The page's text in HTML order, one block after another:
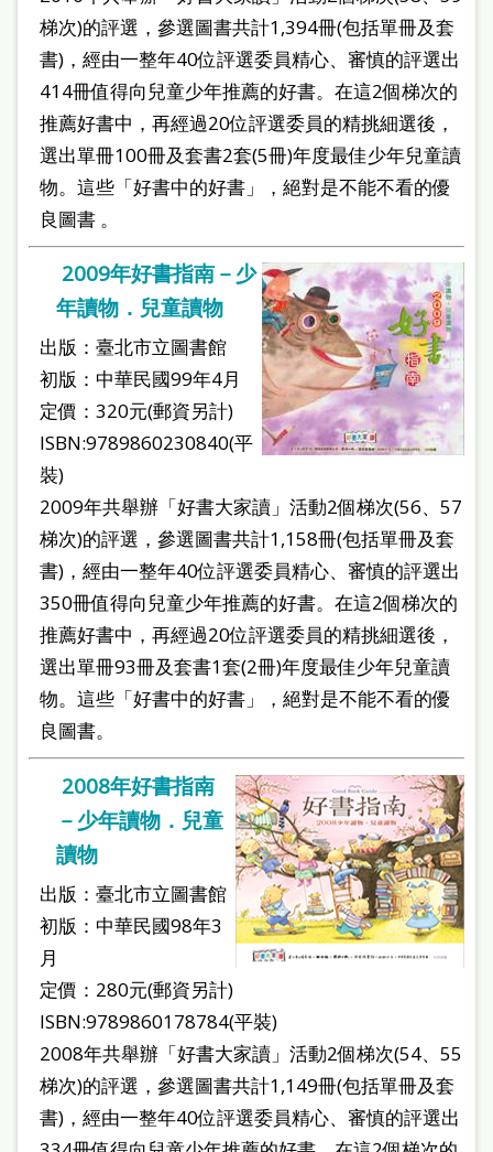
梯次)的評選，參選圖書共計1,394冊(包括單冊及套
書)，經由一整年40位評選委員精心、審慎的評選出
414冊值得向兒童少年推薦的好書。在這2個梯次的
推薦好書中，再經過20位評選委員的精挑細選後，
選出單冊100冊及套書2套(5冊)年度最佳少年兒童讀
物。這些「好書中的好書」，絕對是不能不看的優
良圖書 。
2009年好書指南－少
年讀物．兒童讀物
出版：臺北市立圖書館
初版：中華民國99年4月
定價：320元(郵資另計)
ISBN:9789860230840(平
裝)
2009年共舉辦「好書大家讀」活動2個梯次(56、57
梯次)的評選，參選圖書共計1,158冊(包括單冊及套
書)，經由一整年40位評選委員精心、審慎的評選出
350冊值得向兒童少年推薦的好書。在這2個梯次的
推薦好書中，再經過20位評選委員的精挑細選後，
選出單冊93冊及套書1套(2冊)年度最佳少年兒童讀
物。這些「好書中的好書」，絕對是不能不看的優
良圖書。
2008年好書指南
－少年讀物．兒童
讀物
出版：臺北市立圖書館
初版：中華民國98年3
月
定價：280元(郵資另計)
ISBN:9789860178784(平裝)
2008年共舉辦「好書大家讀」活動2個梯次(54、55
梯次)的評選，參選圖書共計1,149冊(包括單冊及套
書)，經由一整年40位評選委員精心、審慎的評選出